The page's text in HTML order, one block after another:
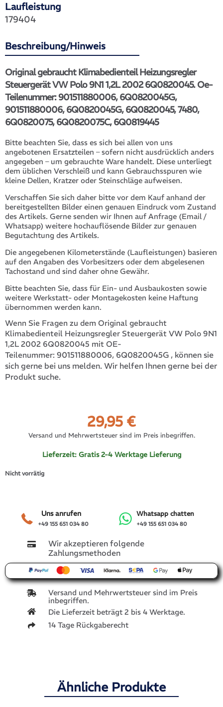
Laufleistung
179404
Beschreibung/Hinweis
Original gebraucht Klimabedienteil Heizungsregler
Steuergerät VW Polo 9N1 1,2L 2002 6Q0820045. Oe-
Teilenummer: 901511880006, 6Q0820045G,
901511880006, 6Q0820045G, 6Q0820045, 7480,
6Q0820075, 6Q0820075C, 6Q0819445
Bitte beachten Sie, dass es sich bei allen von uns
angebotenen Ersatzteilen – sofern nicht ausdrücklich anders
angegeben – um gebrauchte Ware handelt. Diese unterliegt
dem üblichen Verschleiß und kann Gebrauchsspuren wie
kleine Dellen, Kratzer oder Steinschläge aufweisen.
Verschaffen Sie sich daher bitte vor dem Kauf anhand der
bereitgestellten Bilder einen genauen Eindruck vom Zustand
des Artikels. Gerne senden wir Ihnen auf Anfrage (Email /
Whatsapp) weitere hochauflösende Bilder zur genauen
Begutachtung des Artikels.
Die angegebenen Kilometerstände (Laufleistungen) basieren
auf den Angaben des Vorbesitzers oder dem abgelesenen
Tachostand und sind daher ohne Gewähr.
Bitte beachten Sie, dass für Ein- und Ausbaukosten sowie
weitere Werkstatt- oder Montagekosten keine Haftung
übernommen werden kann.
Wenn Sie Fragen zu dem Original gebraucht
Klimabedienteil Heizungsregler Steuergerät VW Polo 9N1
1,2L 2002 6Q0820045 mit OE-
Teilenummer: 901511880006, 6Q0820045G , können sie
sich gerne bei uns melden. Wir helfen Ihnen gerne bei der
Produkt suche.
29,95 €
Versand und Mehrwertsteuer sind im Preis inbegriffen.
Lieferzeit: Gratis 2-4 Werktage Lieferung
Nicht vorrätig
+49 155 651 034 80
Uns anrufen
+49 155 651 034 80
Whatsapp chatten
Wir akzeptieren folgende
Zahlungsmethoden
Versand und Mehrwertsteuer sind im Preis
inbegriffen.
Die Lieferzeit beträgt 2 bis 4 Werktage.
14 Tage Rückgaberecht
Ähnliche Produkte